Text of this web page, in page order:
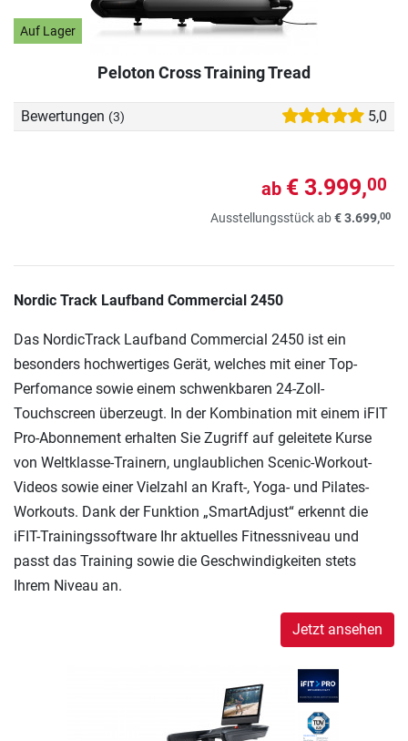
Auf Lager
Peloton Cross Training Tread
Bewertungen (3) 5,0
ab € 3.999,00
Ausstellungsstück ab€ 3.699,00
Nordic Track Laufband Commercial 2450
Das NordicTrack Laufband Commercial 2450 ist ein
besonders hochwertiges Gerät, welches mit einer Top-
Perfomance sowie einem schwenkbaren 24-Zoll-
Touchscreen überzeugt. In der Kombination mit einem iFIT
Pro-Abonnement erhalten Sie Zugriff auf geleitete Kurse
von Weltklasse-Trainern, unglaublichen Scenic-Workout-
Videos sowie einer Vielzahl an Kraft-, Yoga- und Pilates-
Workouts. Dank der Funktion „SmartAdjust“ erkennt die
iFIT-Trainingssoftware Ihr aktuelles Fitnessniveau und
passt das Training sowie die Geschwindigkeiten stets
Ihrem Niveau an.
Jetzt ansehen